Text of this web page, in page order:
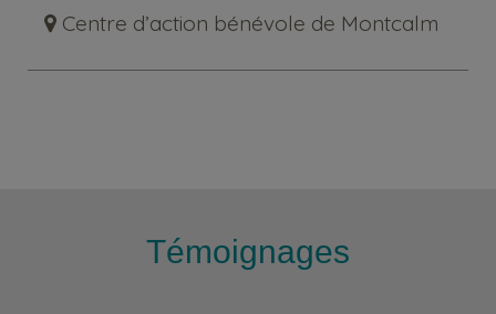
Centre d’action bénévole de Montcalm
Témoignages